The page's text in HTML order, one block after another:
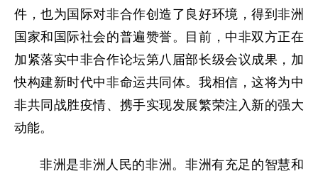
件，也为国际对非合作创造了良好环境，得到非洲
国家和国际社会的普遍赞誉。目前，中非双方正在
加紧落实中非合作论坛第八届部长级会议成果，加
快构建新时代中非命运共同体。我相信，这将为中
非共同战胜疫情、携手实现发展繁荣注入新的强大
动能。
非洲是非洲人民的非洲。非洲有充足的智慧和